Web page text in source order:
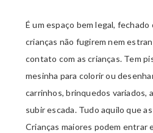
É um espaço bem legal, fechado
crianças não fugirem nem
contato com as crianças. Tem
mesinha para colorir ou
carrinhos, brinquedos variados,
subir escada. Tudo aquilo que
Crianças maiores podem entrar